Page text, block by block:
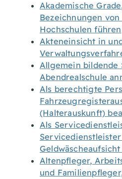
Akademische
Bezeichnungen von
Hochschulen führen
Akteneinsicht in
Allgemein bildende
Abendrealschule
Als berechtigte
(Halterauskunft)
Als
Altenpfleger,
und